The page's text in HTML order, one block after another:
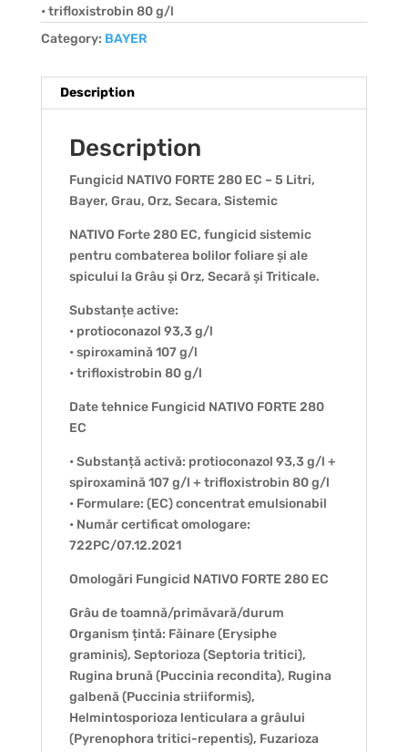
• trifloxistrobin 80 g/l
Category: BAYER
Description
Description
Fungicid NATIVO FORTE 280 EC – 5 Litri,
Bayer, Grau, Orz, Secara, Sistemic
NATIVO Forte 280 EC, fungicid sistemic
pentru combaterea bolilor foliare și ale
spicului la Grâu și Orz, Secară și Triticale.
Substanțe active:
• protioconazol 93,3 g/l
• spiroxamină 107 g/l
• trifloxistrobin 80 g/l
Date tehnice Fungicid NATIVO FORTE 280
EC
• Substanță activă: protioconazol 93,3 g/l +
spiroxamină 107 g/l + trifloxistrobin 80 g/l
• Formulare: (EC) concentrat emulsionabil
• Număr certificat omologare:
722PC/07.12.2021
Omologări Fungicid NATIVO FORTE 280 EC
Grâu de toamnă/primăvară/durum
Organism țintă: Făinare (Erysiphe
graminis), Septorioza (Septoria tritici),
Rugina brună (Puccinia recondita), Rugina
galbenă (Puccinia striiformis),
Helmintosporioza lenticulara a grâului
(Pyrenophora tritici-repentis), Fuzarioza